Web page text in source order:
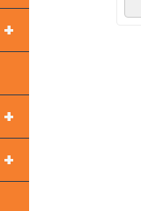
+
+
+